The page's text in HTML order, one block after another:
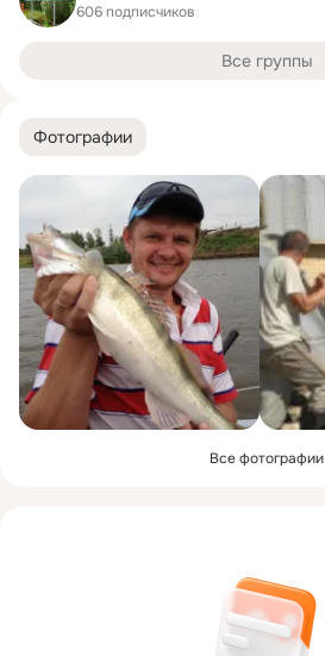
Фотографии
Все фотографии
606 подписчиков
Все группы